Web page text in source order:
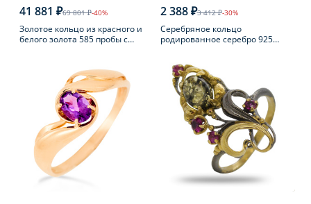
41 881 ₽69 801 ₽-40%
Золотое кольцо из красного и
белого золота 585 пробы с
2 388 ₽3 412 ₽-30%
Серебряное кольцо
родированное серебро 925